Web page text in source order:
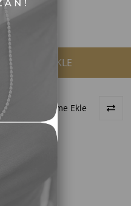
İstek Listeme Ekle